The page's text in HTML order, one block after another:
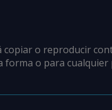
o reproducir
forma o para